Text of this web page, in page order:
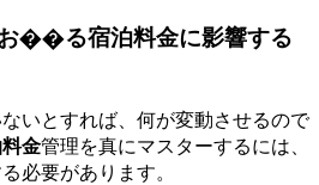
��る宿泊料金に影響する
いとすれば、何が変動させるので
金管理を真にマスターするには、
必要があります。